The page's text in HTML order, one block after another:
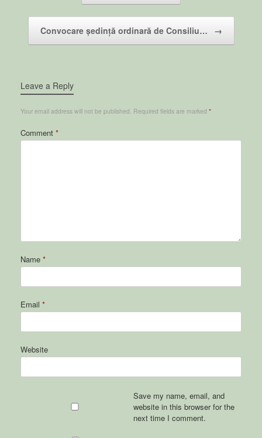
Convocare ședință ordinară de Consiliu… →
Leave a Reply
Your email address will not be published. Required fields are marked *
Comment *
Name *
Email *
Website
Save my name, email, and
website in this browser for the
next time I comment.